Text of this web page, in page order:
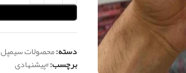
دسته:محصولات سیمپل
برچسب:#پیشنهادی